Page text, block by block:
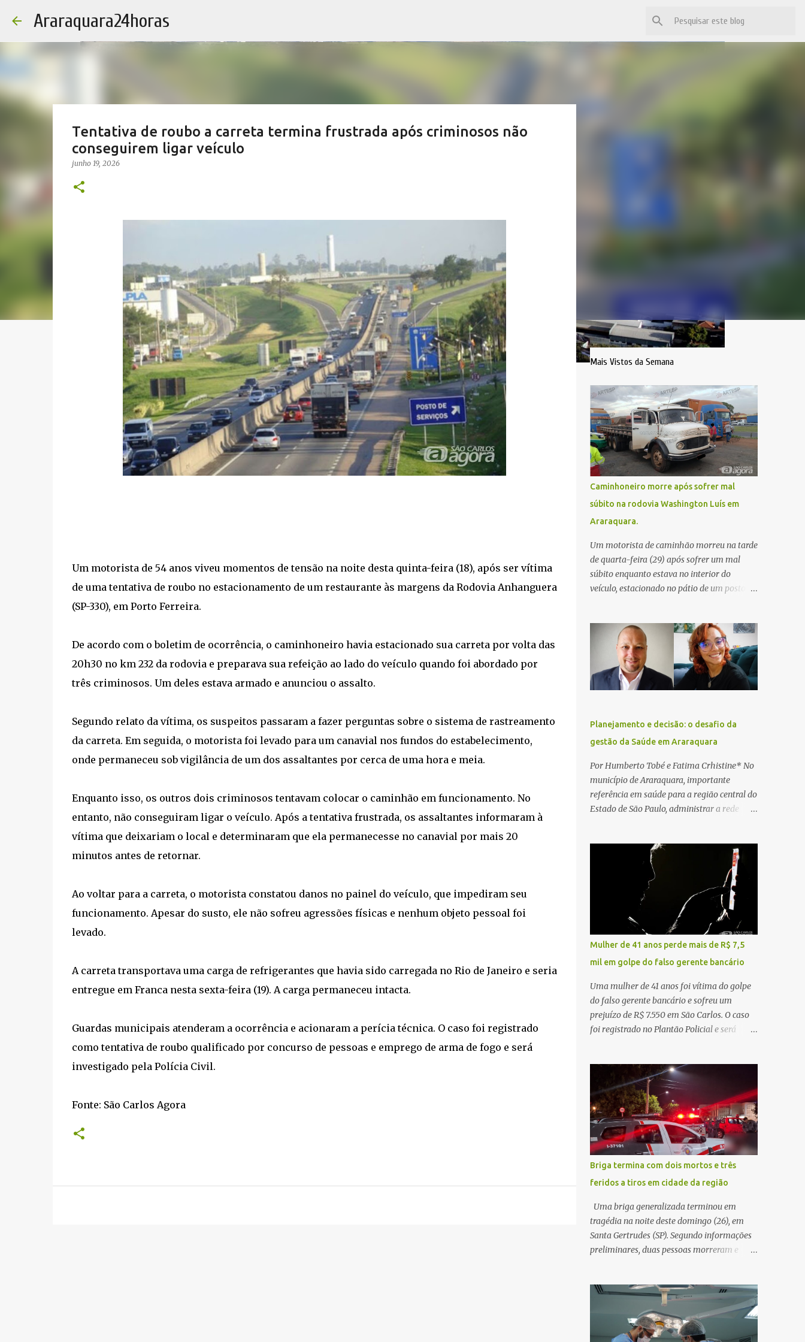
Araraquara24horas
Tentativa de roubo a carreta termina frustrada após criminosos não
conseguirem ligar veículo
junho 19, 2026
Um motorista de 54 anos viveu momentos de tensão na noite desta quinta-feira (18), após ser vítima
de uma tentativa de roubo no estacionamento de um restaurante às margens da Rodovia Anhanguera
(SP-330), em Porto Ferreira.
De acordo com o boletim de ocorrência, o caminhoneiro havia estacionado sua carreta por volta das
20h30 no km 232 da rodovia e preparava sua refeição ao lado do veículo quando foi abordado por
três criminosos. Um deles estava armado e anunciou o assalto.
Segundo relato da vítima, os suspeitos passaram a fazer perguntas sobre o sistema de rastreamento
da carreta. Em seguida, o motorista foi levado para um canavial nos fundos do estabelecimento,
onde permaneceu sob vigilância de um dos assaltantes por cerca de uma hora e meia.
Enquanto isso, os outros dois criminosos tentavam colocar o caminhão em funcionamento. No
entanto, não conseguiram ligar o veículo. Após a tentativa frustrada, os assaltantes informaram à
vítima que deixariam o local e determinaram que ela permanecesse no canavial por mais 20
minutos antes de retornar.
Ao voltar para a carreta, o motorista constatou danos no painel do veículo, que impediram seu
funcionamento. Apesar do susto, ele não sofreu agressões físicas e nenhum objeto pessoal foi
levado.
A carreta transportava uma carga de refrigerantes que havia sido carregada no Rio de Janeiro e seria
entregue em Franca nesta sexta-feira (19). A carga permaneceu intacta.
Guardas municipais atenderam a ocorrência e acionaram a perícia técnica. O caso foi registrado
como tentativa de roubo qualificado por concurso de pessoas e emprego de arma de fogo e será
investigado pela Polícia Civil.
Fonte: São Carlos Agora
Mais Vistos da Semana
Caminhoneiro morre após sofrer mal
súbito na rodovia Washington Luís em
Araraquara.
Um motorista de caminhão morreu na tarde
de quarta-feira (29) após sofrer um mal
súbito enquanto estava no interior do
veículo, estacionado no pátio de um posto de
Araraquara. De acordo com informações da
Artesp, a concessionária foi acionada por
meio do telefone 0800 após relatos de que
havia um condutor inconsciente dentro de
um caminhão. Equipes de resgate foram
encontraram a vítima em parada
cardiorrespiratória. Os socorristas iniciaram
imediatamente as manobras de reanimação
cardiopulmonar (RCP), porém, apesar de
todos os esforços, o motorista não
respondeu aos procedimentos. Às 17h03,
médicos da Unidade de Suporte Avançado
Planejamento e decisão: o desafio da
gestão da Saúde em Araraquara
Por Humberto Tobé e Fatima Crhistine* No
município de Araraquara, importante
referência em saúde para a região central do
Estado de São Paulo, administrar a rede
A cidade concentra hospitais, unidades
especializadas e serviços de média e alta
complexidade que atendem pacientes não
apenas do município, mas também de
diversas cidades do entorno, ampliando
significativamente a responsabilidade da
gestão sobre o Sistema Único de Saúde
(SUS). Nos últimos anos, o Governo Federal
tem ampliado investimentos destinados ao
fortalecimento da atenção básica, da
infraestrutura hospitalar e da
regionalização dos serviços de saúde.
Entretanto, em um cenário de demandas
pública não é apenas investir mais, mas
decidir melhor onde investir para produzir o
maior benefício possível à população. Essa
reflexão encontra respaldo tanto na teoria
da admini...
Mulher de 41 anos perde mais de R$ 7,5
mil em golpe do falso gerente bancário
Uma mulher de 41 anos foi vítima do golpe
do falso gerente bancário e sofreu um
prejuízo de R$ 7.550 em São Carlos. O caso
foi registrado no Plantão Policial e será
ocorrência, a vítima recebeu contato pelo
WhatsApp de um homem que afirmava ser
o novo gerente da conta bancária da
empresa. O suspeito alegou que seria
necessário atualizar o cadastro da conta e
passou a orientar a vítima sobre os
procedimentos que deveriam ser realizados.
Dias depois, o golpista enviou um
documento em PDF simulando uma
comunicação oficial da instituição
financeira. Na sequência, entrou em contato
por telefone e encaminhou um link,
orientando a vítima a acessá-lo pelo
procedimento, a conta bancária ficou
bloqueada por algumas horas. Sem
conseguir acessar o sistema, a vítima tentou
novamente contato com o suposto gerente,
Briga termina com dois mortos e três
feridos a tiros em cidade da região
Uma briga generalizada terminou em
tragédia na noite deste domingo (26), em
Santa Gertrudes (SP). Segundo informações
preliminares, duas pessoas morreram e
adega. O caso aconteceu por volta das
20h40, na região da Avenida João Vitte. De
acordo com as primeiras informações, a
confusão teria começado dentro do